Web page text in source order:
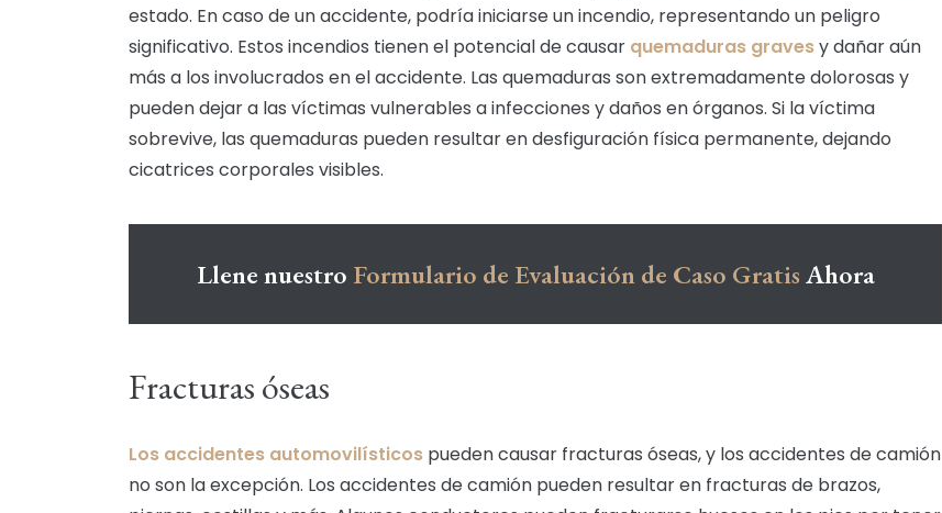
estado. En caso de un accidente, podría iniciarse un incendio, representando un peligro
significativo. Estos incendios tienen el potencial de causar quemaduras gravesy dañar aún
más a los involucrados en el accidente. Las quemaduras son extremadamente dolorosas y
pueden dejar a las víctimas vulnerables a infecciones y daños en órganos. Si la víctima
sobrevive, las quemaduras pueden resultar en desfiguración física permanente, dejando
cicatrices corporales visibles.
Llene nuestro Formulario de Evaluación de Caso GratisAhora
Fracturas óseas
Los accidentes automovilísticos pueden causar fracturas óseas, y los accidentes de camión
no son la excepción. Los accidentes de camión pueden resultar en fracturas de brazos,